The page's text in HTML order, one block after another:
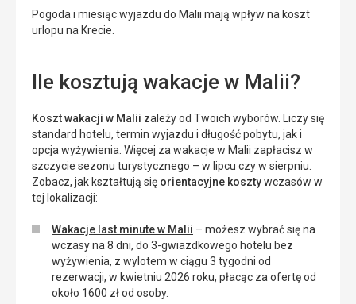
Pogoda i miesiąc wyjazdu do Malii mają wpływ na koszt
urlopu na Krecie.
Ile kosztują wakacje w Malii?
Koszt wakacji w Malii zależy od Twoich wyborów. Liczy się
standard hotelu, termin wyjazdu i długość pobytu, jak i
opcja wyżywienia. Więcej za wakacje w Malii zapłacisz w
szczycie sezonu turystycznego – w lipcu czy w sierpniu.
Zobacz, jak kształtują się orientacyjne kosztywczasów w
tej lokalizacji:
Wakacje last minute w Malii – możesz wybrać się na
wczasy na 8 dni, do 3-gwiazdkowego hotelu bez
wyżywienia, z wylotem w ciągu 3 tygodni od
rezerwacji, w kwietniu 2026 roku, płacąc za ofertę od
około 1600 zł od osoby.